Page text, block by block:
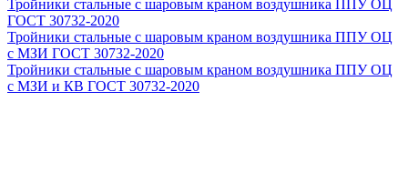
Тройники стальные с шаровым краном воздушника ППУ ОЦ
ГОСТ 30732-2020
Тройники стальные с шаровым краном воздушника ППУ ОЦ
с МЗИ ГОСТ 30732-2020
Тройники стальные с шаровым краном воздушника ППУ ОЦ
с МЗИ и КВ ГОСТ 30732-2020